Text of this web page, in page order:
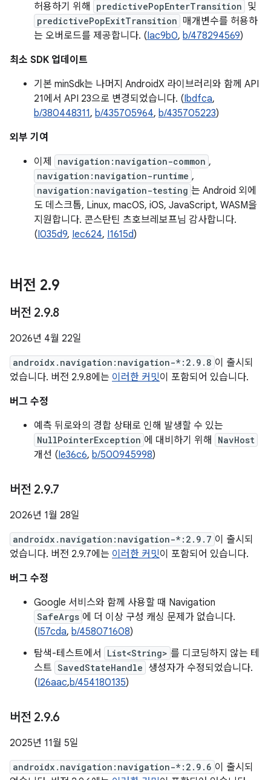
허용하기 위해
predictivePopEnterTransition 및
predictivePopExitTransition 매개변수를 허용하
는 오버로드를 제공합니다. (Iac9b0, b/478294569)
최소 SDK 업데이트
기본 minSdk는 나머지 AndroidX 라이브러리와 함께 API
21에서 API 23으로 변경되었습니다. (Ibdfca,
b/380448311, b/435705964, b/435705223)
외부 기여
이제
navigation:navigation-common ,
navigation:navigation-runtime ,
navigation:navigation-testing 는 Android 외에
도 데스크톱, Linux, macOS, iOS, JavaScript, WASM을
지원합니다. 콘스탄틴 츠호브레보프님 감사합니다.
(I035d9, Iec624, I1615d)
버전 2.9
버전 2.9.8
2026년 4월 22일
androidx.navigation:navigation-*:2.9.8 이 출시되
었습니다. 버전 2.9.8에는 이러한 커밋이 포함되어 있습니다.
버그 수정
예측 뒤로와의 경합 상태로 인해 발생할 수 있는
NullPointerException 에 대비하기 위해 NavHost
개선 (Ie36c6, b/500945998)
버전 2.9.7
2026년 1월 28일
androidx.navigation:navigation-*:2.9.7 이 출시되
었습니다. 버전 2.9.7에는 이러한 커밋이 포함되어 있습니다.
버그 수정
Google 서비스와 함께 사용할 때 Navigation
SafeArgs 에 더 이상 구성 캐싱 문제가 없습니다.
(I57cda, b/458071608)
탐색-테스트에서
List<String> 를 디코딩하지 않는 테
스트 SavedStateHandle 생성자가 수정되었습니다.
(I26aac,b/454180135)
버전 2.9.6
2025년 11월 5일
androidx.navigation:navigation-*:2.9.6 이 출시되